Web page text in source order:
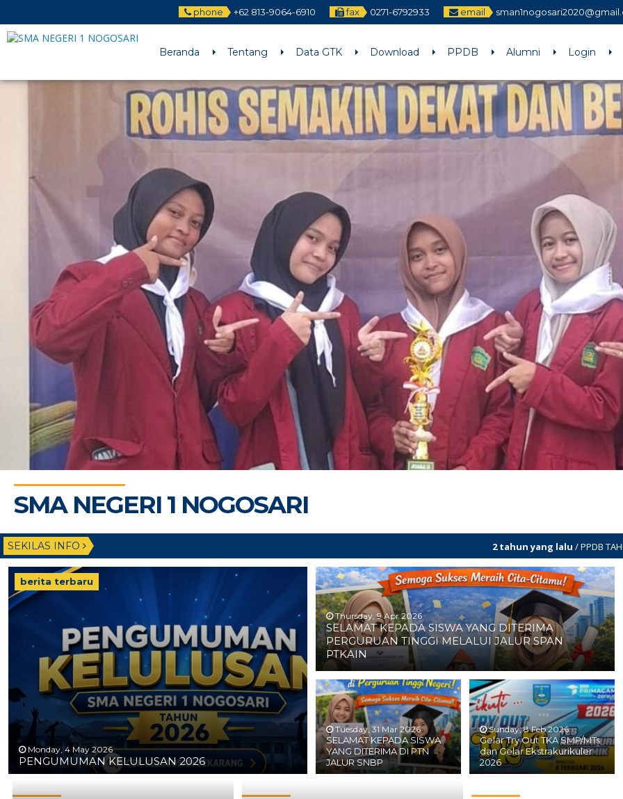
phone +62 813-9064-6910 fax 0271-6792933 email
Beranda Tentang Data GTK Download PPDB Alumni Login
SMA NEGERI 1 NOGOSARI
SEKILAS INFO / PPDB TAHUN AJARAN 2024/2025
berita terbaru
Monday, 4 May 2026
PENGUMUMAN KELULUSAN 2026
Thursday, 9 Apr 2026
SELAMAT KEPADA SISWA YANG DITERIMA
PERGURUAN TINGGI MELALUI JALUR SPAN
PTKAIN
Tuesday, 31 Mar 2026
SELAMAT KEPADA SISWA
YANG DITERIMA DI PTN
JALUR SNBP
Sunday, 8 Feb 2026
Gelar Try Out TKA SMP/MTs
dan Gelar Ekstrakurikuler
2026
24 FEB 2026
13 FEB 2026
22 JAN 2026
30 JAN 2025
10 SEP 2024